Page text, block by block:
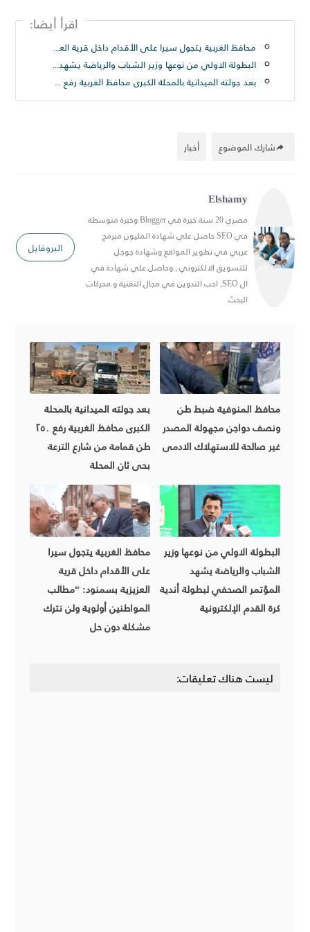
اقرأ أيضا:
محافظ الغربية يتجول سيرا على الأقدام داخل قرية العزيزية بسمنود: “مطالب المواطنين أولوية ولن نترك مشكلة دون حل
البطولة الاولي من نوعها وزير الشباب والرياضة يشهد المؤتمر الصحفي لبطولة أندية كرة القدم الإلكترونية
بعد جولته الميدانية بالمحلة الكبرى محافظ الغربية رفع ٢٥٠ طن قمامة من شارع الترعة بحى ثان المحلة
أخبار شارك الموضوع
Elshamy
مصري 20 سنة خبرة في Blogger وخبرة متوسطة
في SEO حاصل علي شهادة المليون مبرمج
عربي في تطوير المواقع وشهادة جوجل
للتسويق الالكتروني , وحاصل علي شهادة في
ال SEO, احب التدوين في مجال التقنية و محركات
البحث
البروفايل
بعد جولته الميدانية بالمحلة
الكبرى محافظ الغربية رفع ٢٥٠
طن قمامة من شارع الترعة
بحى ثان المحلة
محافظ المنوفية ضبط طن
ونصف دواجن مجهولة المصدر
غير صالحة للاستهلاك الادمى
محافظ الغربية يتجول سيرا
على الأقدام داخل قرية
العزيزية بسمنود: “مطالب
المواطنين أولوية ولن نترك
مشكلة دون حل
البطولة الاولي من نوعها وزير
الشباب والرياضة يشهد
المؤتمر الصحفي لبطولة أندية
كرة القدم الإلكترونية
ليست هناك تعليقات: